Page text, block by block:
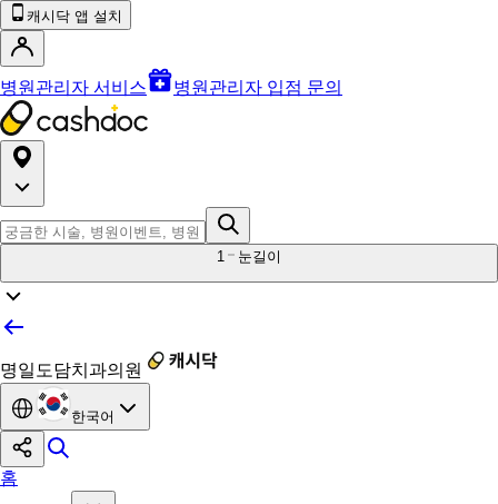
캐시닥 앱 설치
병원관리자 서비스 병원관리자 입점 문의
1 눈길이
명일도담치과의원
한국어
홈